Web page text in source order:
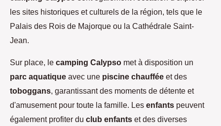
les sites historiques et culturels de la région, tels que le
Palais des Rois de Majorque ou la Cathédrale Saint-
Jean.
Sur place, le camping Calypso met à disposition un
parc aquatique avec une piscine chauffée et des
toboggans, garantissant des moments de détente et
d'amusement pour toute la famille. Les enfants peuvent
également profiter du club enfants et des diverses